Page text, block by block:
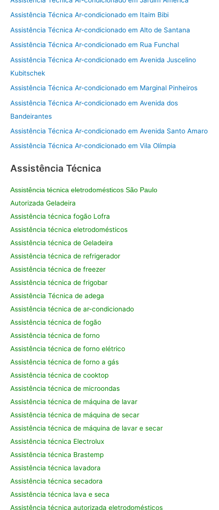
Assistência Técnica Ar-condicionado em Itaim Bibi
Assistência Técnica Ar-condicionado em Alto de Santana
Assistência Técnica Ar-condicionado em Rua Funchal
Assistência Técnica Ar-condicionado em Avenida Juscelino
Kubitschek
Assistência Técnica Ar-condicionado em Marginal Pinheiros
Assistência Técnica Ar-condicionado em Avenida dos
Bandeirantes
Assistência Técnica Ar-condicionado em Avenida Santo Amaro
Assistência Técnica Ar-condicionado em Vila Olímpia
Assistência Técnica
Assistência técnica eletrodomésticos São Paulo
Autorizada Geladeira
Assistência técnica fogão Lofra
Assistência técnica eletrodomésticos
Assistência técnica de Geladeira
Assistência técnica de refrigerador
Assistência técnica de freezer
Assistência técnica de frigobar
Assistência Técnica de adega
Assistência técnica de ar-condicionado
Assistência técnica de fogão
Assistência técnica de forno
Assistência técnica de forno elétrico
Assistência técnica de forno a gás
Assistência técnica de cooktop
Assistência técnica de microondas
Assistência técnica de máquina de lavar
Assistência técnica de máquina de secar
Assistência técnica de máquina de lavar e secar
Assistência técnica Electrolux
Assistência técnica Brastemp
Assistência técnica lavadora
Assistência técnica secadora
Assistência técnica lava e seca
Assistência técnica autorizada eletrodomésticos